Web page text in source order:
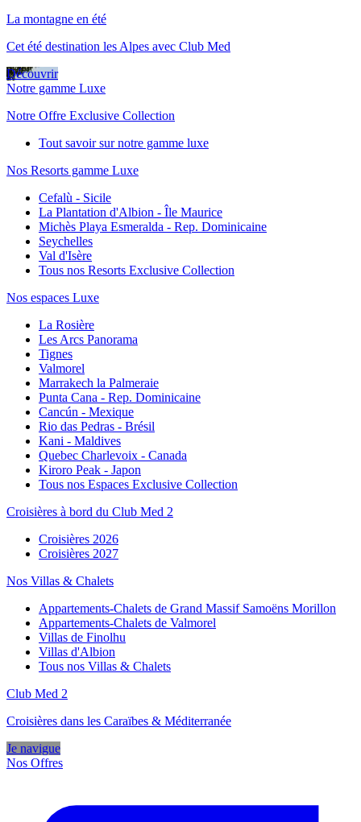
La montagne en été
Cet été destination les Alpes avec Club Med
Découvrir
Notre gamme Luxe
Notre Offre Exclusive Collection
Tout savoir sur notre gamme luxe
Nos Resorts gamme Luxe
Cefalù - Sicile
La Plantation d'Albion - Île Maurice
Michès Playa Esmeralda - Rep. Dominicaine
Seychelles
Val d'Isère
Tous nos Resorts Exclusive Collection
Nos espaces Luxe
La Rosière
Les Arcs Panorama
Tignes
Valmorel
Marrakech la Palmeraie
Punta Cana - Rep. Dominicaine
Cancún - Mexique
Rio das Pedras - Brésil
Kani - Maldives
Quebec Charlevoix - Canada
Kiroro Peak - Japon
Tous nos Espaces Exclusive Collection
Croisières à bord du Club Med 2
Croisières 2026
Croisières 2027
Nos Villas & Chalets
Appartements-Chalets de Grand Massif Samoëns Morillon
Appartements-Chalets de Valmorel
Villas de Finolhu
Villas d'Albion
Tous nos Villas & Chalets
Club Med 2
Croisières dans les Caraïbes & Méditerranée
Je navigue
Nos Offres